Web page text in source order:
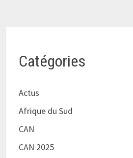
Catégories
Actus
Afrique du Sud
CAN
CAN 2025